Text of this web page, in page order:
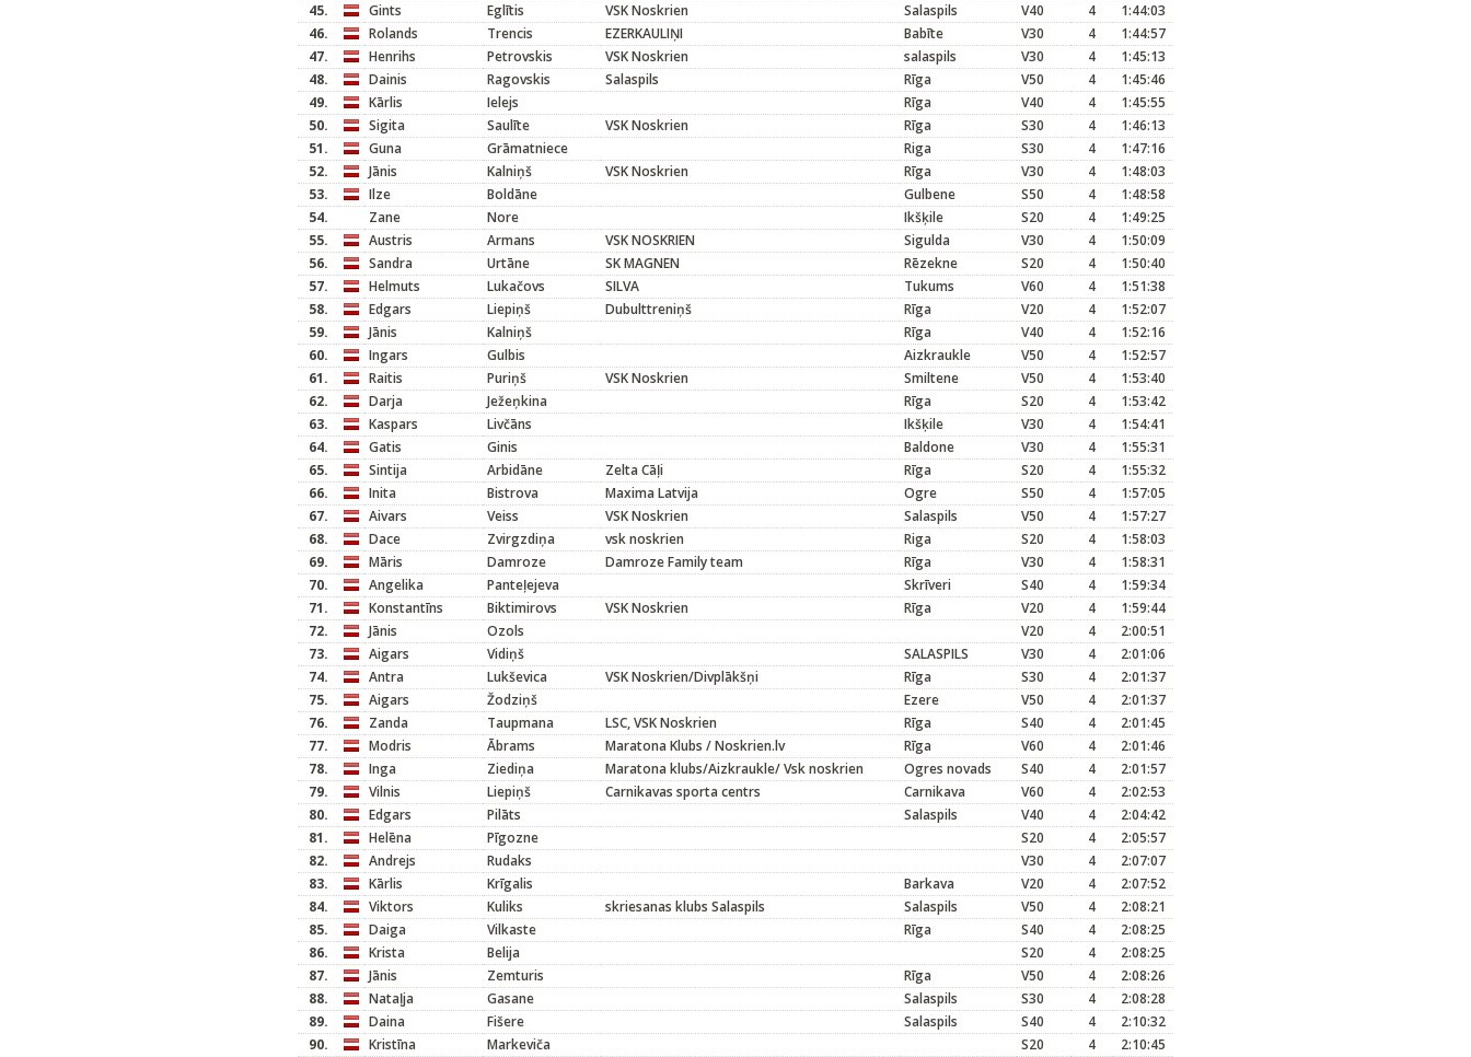
45.
Gints Eglītis VSK Noskrien Salaspils V40 4
1:44:03
46.
Rolands Trencis EZERKAULIŅI Babīte V30 4
1:44:57
47.
Henrihs Petrovskis VSK Noskrien salaspils V30 4
1:45:13
48.
Dainis Ragovskis Salaspils Rīga V50 4
1:45:46
49.
Kārlis Ielejs Rīga V40 4
1:45:55
50.
Sigita Saulīte VSK Noskrien Rīga S30 4
1:46:13
51.
Guna Grāmatniece Riga S30 4
1:47:16
52.
Jānis Kalniņš VSK Noskrien Rīga V30 4
1:48:03
53.
Ilze Boldāne Gulbene S50 4
1:48:58
54.
Zane Nore Ikšķile S20 4
1:49:25
55.
Austris Armans VSK NOSKRIEN Sigulda V30 4
1:50:09
56.
Sandra Urtāne SK MAGNEN Rēzekne S20 4
1:50:40
57.
Helmuts Lukačovs SILVA Tukums V60 4
1:51:38
58.
Edgars Liepiņš Dubulttreniņš Rīga V20 4
1:52:07
59.
Jānis Kalniņš Rīga V40 4
1:52:16
60.
Ingars Gulbis Aizkraukle V50 4
1:52:57
61.
Raitis Puriņš VSK Noskrien Smiltene V50 4
1:53:40
62.
Darja Ježeņkina Rīga S20 4
1:53:42
63.
Kaspars Livčāns Ikšķile V30 4
1:54:41
64.
Gatis Ginis Baldone V30 4
1:55:31
65.
Sintija Arbidāne Zelta Cāļi Rīga S20 4
1:55:32
66.
Inita Bistrova Maxima Latvija Ogre S50 4
1:57:05
67.
Aivars Veiss VSK Noskrien Salaspils V50 4
1:57:27
68.
Dace Zvirgzdiņa vsk noskrien Riga S20 4
1:58:03
69.
Māris Damroze Damroze Family team Rīga V30 4
1:58:31
70.
Angelika Panteļejeva Skrīveri S40 4
1:59:34
71.
Konstantīns Biktimirovs VSK Noskrien Rīga V20 4
1:59:44
72.
Jānis Ozols V20 4
2:00:51
73.
Aigars Vidiņš SALASPILS V30 4
2:01:06
74.
Antra Lukševica VSK Noskrien/Divplākšņi Rīga S30 4
2:01:37
75.
Aigars Žodziņš Ezere V50 4
2:01:37
76.
Zanda Taupmana LSC, VSK Noskrien Rīga S40 4
2:01:45
77.
Modris Ābrams Maratona Klubs / Noskrien.lv Rīga V60 4
2:01:46
78.
Inga Ziediņa Maratona klubs/Aizkraukle/ Vsk noskrien Ogres novads S40 4
2:01:57
79.
Vilnis Liepiņš Carnikavas sporta centrs Carnikava V60 4
2:02:53
80.
Edgars Pilāts Salaspils V40 4
2:04:42
81.
Helēna Pīgozne S20 4
2:05:57
82.
Andrejs Rudaks V30 4
2:07:07
83.
Kārlis Krīgalis Barkava V20 4
2:07:52
84.
Viktors Kuliks skriesanas klubs Salaspils Salaspils V50 4
2:08:21
85.
Daiga Vilkaste Rīga S40 4
2:08:25
86.
Krista Belija S20 4
2:08:25
87.
Jānis Zemturis Rīga V50 4
2:08:26
88.
Nataļja Gasane Salaspils S30 4
2:08:28
89.
Daina Fišere Salaspils S40 4
2:10:32
90.
Kristīna Markeviča S20 4 2:10:45